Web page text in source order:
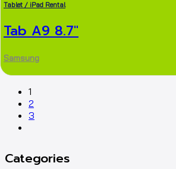
Tablet / iPad Rental
Tab A9 8.7″
Samsung
1
2
3
Categories